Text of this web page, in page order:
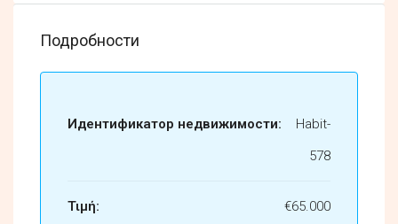
Подробности
Идентификатор недвижимости:
Habit-
578
Τιμή: €65.000